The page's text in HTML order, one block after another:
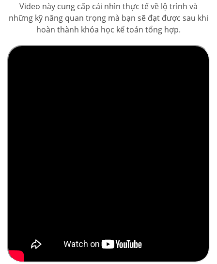
Video này cung cấp cái nhìn thực tế về lộ trình và
những kỹ năng quan trọng mà bạn sẽ đạt được sau khi
hoàn thành khóa học kế toán tổng hợp.